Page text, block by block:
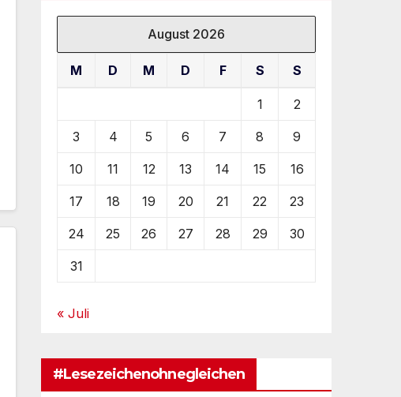
August 2026
M D M D F S S
1 2
3 4 5 6 7 8 9
10 11 12 13 14 15 16
17 18 19 20 21 22 23
24 25 26 27 28 29 30
31
« Juli
#Lesezeichenohnegleichen